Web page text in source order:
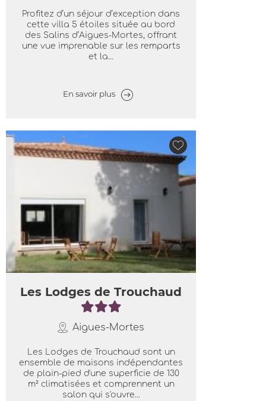
Profitez d’un séjour d’exception dans
cette villa 5 étoiles située au bord
des Salins d’Aigues-Mortes, offrant
une vue imprenable sur les remparts
et la...
En savoir plus
Les Lodges de Trouchaud
Aigues-Mortes
Les Lodges de Trouchaud sont un
ensemble de maisons indépendantes
de plain-pied d'une superficie de 130
m² climatisées et comprennent un
salon qui s'ouvre...